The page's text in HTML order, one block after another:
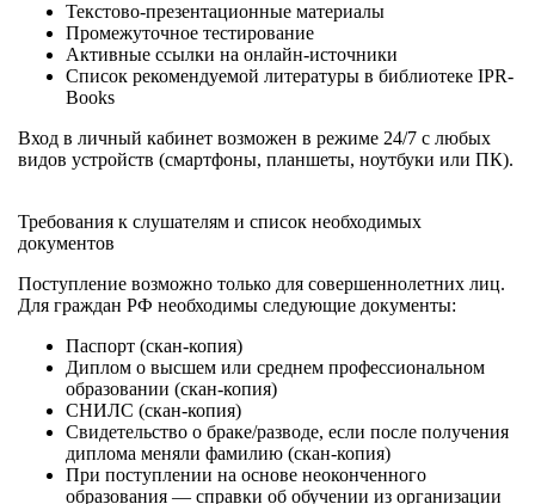
Текстово-презентационные материалы
Промежуточное тестирование
Активные ссылки на онлайн-источники
Список рекомендуемой литературы в библиотеке IPR-
Books
Вход в личный кабинет возможен в режиме 24/7 с любых
видов устройств (смартфоны, планшеты, ноутбуки или ПК).
Требования к слушателям и список необходимых
документов
Поступление возможно только для совершеннолетних лиц.
Для граждан РФ необходимы следующие документы:
Паспорт (скан-копия)
Диплом о высшем или среднем профессиональном
образовании (скан-копия)
СНИЛС (скан-копия)
Свидетельство о браке/разводе, если после получения
диплома меняли фамилию (скан-копия)
При поступлении на основе неоконченного
образования — справки об обучении из организации